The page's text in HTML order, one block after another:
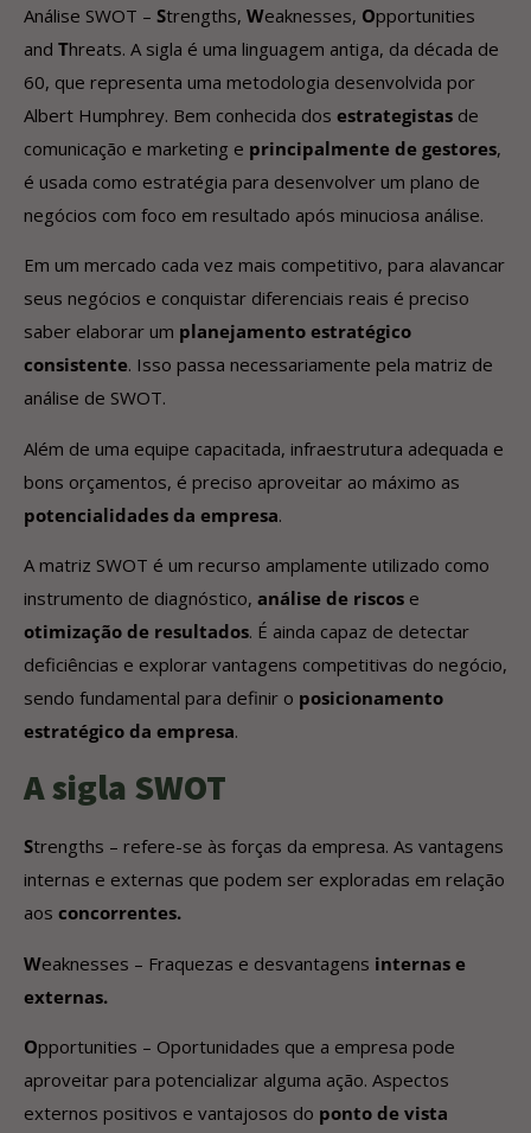
Análise SWOT – Strengths, Weaknesses, Opportunities
and Threats. A sigla é uma linguagem antiga, da década de
60, que representa uma metodologia desenvolvida por
Albert Humphrey. Bem conhecida dos estrategistas de
comunicação e marketing e principalmente de gestores,
é usada como estratégia para desenvolver um plano de
negócios com foco em resultado após minuciosa análise.
Em um mercado cada vez mais competitivo, para alavancar
seus negócios e conquistar diferenciais reais é preciso
saber elaborar um planejamento estratégico
consistente. Isso passa necessariamente pela matriz de
análise de SWOT.
Além de uma equipe capacitada, infraestrutura adequada e
bons orçamentos, é preciso aproveitar ao máximo as
potencialidades da empresa.
A matriz SWOT é um recurso amplamente utilizado como
instrumento de diagnóstico, análise de riscos e
otimização de resultados. É ainda capaz de detectar
deficiências e explorar vantagens competitivas do negócio,
sendo fundamental para definir o posicionamento
estratégico da empresa.
A sigla SWOT
Strengths – refere-se às forças da empresa. As vantagens
internas e externas que podem ser exploradas em relação
aos concorrentes.
Weaknesses – Fraquezas e desvantagens internas e
externas.
Opportunities – Oportunidades que a empresa pode
aproveitar para potencializar alguma ação. Aspectos
externos positivos e vantajosos do ponto de vista